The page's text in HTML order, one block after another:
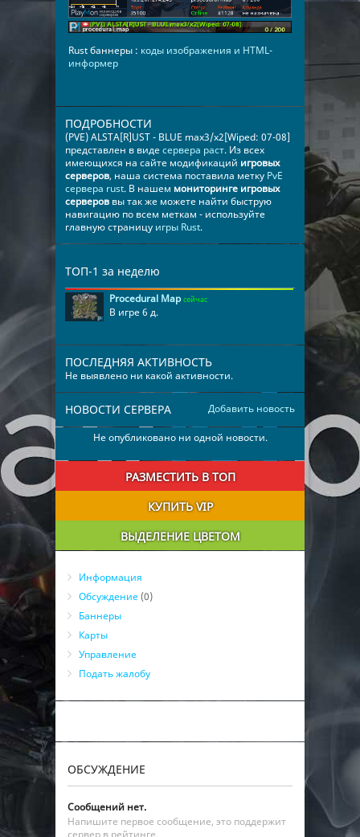
Rust баннеры : коды изображения и HTML-
информер
ПОДРОБНОСТИ
(PVE) ALSTA[R]UST - BLUE max3/x2[Wiped: 07-08]
представлен в видесервера раст. Из всех
имеющихся на сайте модификаций игровых
серверов, наша система поставила метку PvE
сервера rust. В нашем мониторинге игровых
серверов вы так же можете найти быструю
навигацию по всем меткам - используйте
главную страницу игры Rust.
ТОП-1 за неделю
Procedural Map сейчас
В игре 6 д.
ПОСЛЕДНЯЯ АКТИВНОСТЬ
Не выявлено ни какой активности.
Добавить новость
НОВОСТИ СЕРВЕРА
Не опубликовано ни одной новости.
РАЗМЕСТИТЬ В ТОП
КУПИТЬ VIP
ВЫДЕЛЕНИЕ ЦВЕТОМ
Информация
Обсуждение (0)
Баннеры
Карты
Управление
Подать жалобу
ОБСУЖДЕНИЕ
Сообщений нет.
Напишите первое сообщение, это поддержит